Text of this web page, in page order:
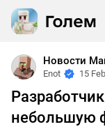
Новости
Enot 15
небольшую